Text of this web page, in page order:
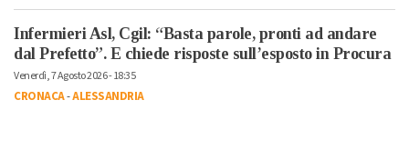
Infermieri Asl, Cgil: “Basta parole, pronti ad andare
dal Prefetto”. E chiede risposte sull’esposto in Procura
Venerdì, 7 Agosto 2026 - 18:35
CRONACA-ALESSANDRIA